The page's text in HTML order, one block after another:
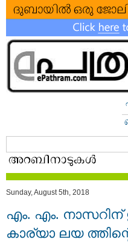
Sunday, August 5th, 2018
എം. എം.
കാര്യാ ലയ